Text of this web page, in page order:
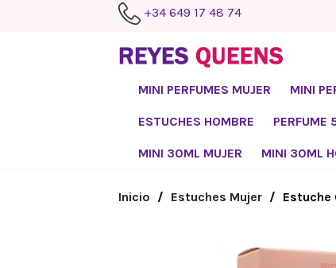
+34 649 17 48 74
MINI PERFUMES MUJER MINI
ESTUCHES HOMBRE PERFUME
MINI 30ML MUJER MINI 30ML
Inicio Estuches Mujer Estuche